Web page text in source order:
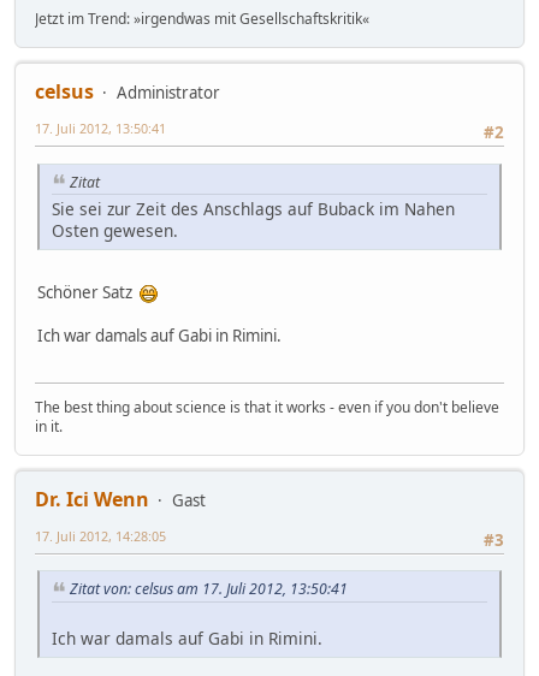
Jetzt im Trend: »irgendwas mit Gesellschaftskritik«
celsus
Administrator
#2
17. Juli 2012, 13:50:41
Zitat
Sie sei zur Zeit des Anschlags auf Buback im Nahen
Osten gewesen.
Schöner Satz
Ich war damals auf Gabi in Rimini.
The best thing about science is that it works - even if you don't believe
in it.
Dr. Ici Wenn
Gast
#3
17. Juli 2012, 14:28:05
Zitat von: celsus am 17. Juli 2012, 13:50:41
Ich war damals auf Gabi in Rimini.